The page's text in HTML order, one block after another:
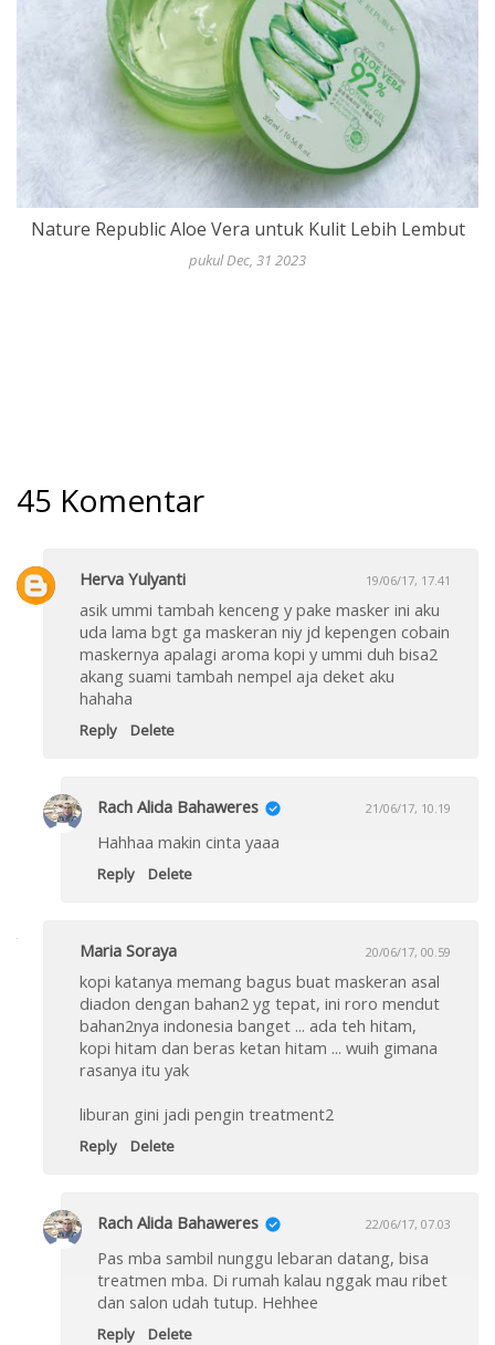
Nature Republic Aloe Vera untuk Kulit Lebih Lembut
pukul Dec, 31 2023
45 Komentar
Herva Yulyanti 19/06/17, 17.41
asik ummi tambah kenceng y pake masker ini aku
uda lama bgt ga maskeran niy jd kepengen cobain
maskernya apalagi aroma kopi y ummi duh bisa2
akang suami tambah nempel aja deket aku
hahaha
Reply Delete
Rach Alida Bahaweres 21/06/17, 10.19
Hahhaa makin cinta yaaa
Reply Delete
Maria Soraya 20/06/17, 00.59
kopi katanya memang bagus buat maskeran asal
diadon dengan bahan2 yg tepat, ini roro mendut
bahan2nya indonesia banget ... ada teh hitam,
kopi hitam dan beras ketan hitam ... wuih gimana
rasanya itu yak
liburan gini jadi pengin treatment2
Reply Delete
Rach Alida Bahaweres 22/06/17, 07.03
Pas mba sambil nunggu lebaran datang, bisa
treatmen mba. Di rumah kalau nggak mau ribet
dan salon udah tutup. Hehhee
Reply Delete